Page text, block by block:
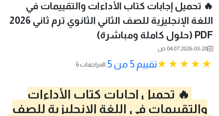
🔥 تحميل إجابات كتاب الأداءات والتقييمات في
اللغة الإنجليزية للصف الثاني الثانوي ترم ثاني 2026
PDF (حلول كاملة ومباشرة)
2026-03-20 04:07 ص
تقييم 5 من 5. 6 المراجعات
🔥 تحميل إجابات كتاب الأداءات
والتقييمات في اللغة الإنجليزية للصف